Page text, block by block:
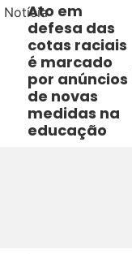
NotíciaAto em
defesa das
cotas raciais
é marcado
por anúncios
de novas
medidas na
educação